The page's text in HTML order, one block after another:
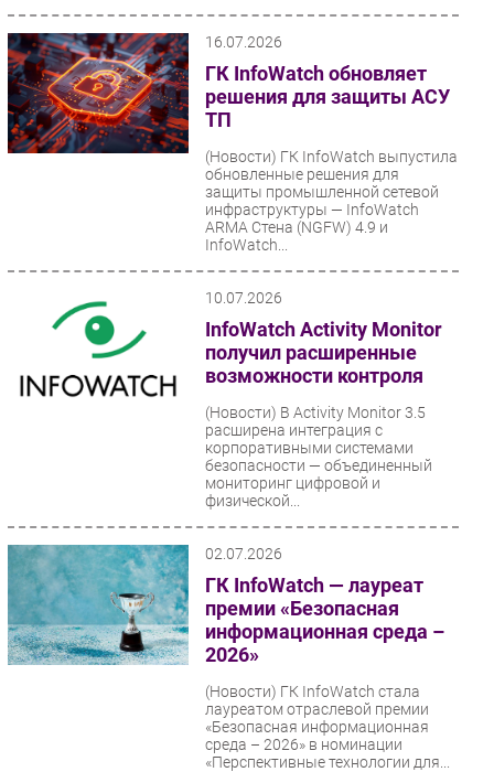
Проекты
IT класс
Тестовый стенд
Каталог компаний
16.07.2026
ГК InfoWatch обновляет
решения для защиты АСУ
ТП
(Новости) ГК InfoWatch выпустила
обновленные решения для
защиты промышленной сетевой
инфраструктуры — InfoWatch
ARMA Стена (NGFW) 4.9 и
InfoWatch...
10.07.2026
InfoWatch Activity Monitor
получил расширенные
возможности контроля
(Новости) В Activity Monitor 3.5
расширена интеграция с
корпоративными системами
безопасности — объединенный
мониторинг цифровой и
физической...
02.07.2026
ГК InfoWatch — лауреат
премии «Безопасная
информационная среда –
2026»
(Новости) ГК InfoWatch стала
лауреатом отраслевой премии
«Безопасная информационная
среда – 2026» в номинации
«Перспективные технологии для...